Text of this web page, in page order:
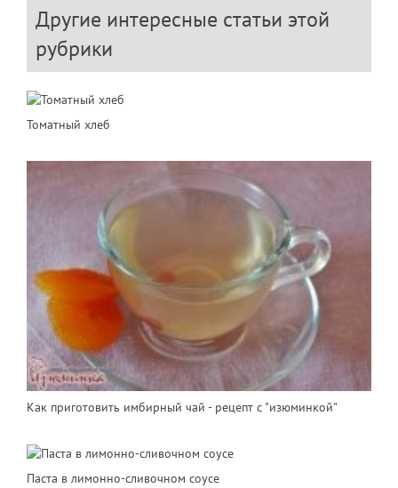
Другие интересные статьи этой
рубрики
Томатный хлеб
Как приготовить имбирный чай - рецепт с "изюминкой"
Паста в лимонно-сливочном соусе